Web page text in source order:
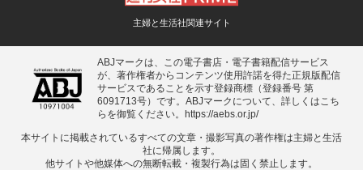
主婦と生活社関連サイト
ABJマークは、この電子書店・電子書籍配信サービス
が、著作権者からコンテンツ使用許諾を得た正規版配信
サービスであることを示す登録商標（登録番号 第
6091713号）です。ABJマークについて、詳しくはこち
らを御覧ください。
https://aebs.or.jp/
本サイトに掲載されているすべての⽂章・撮影写真の著作権は主婦と⽣活
社に帰属します。
他サイトや他媒体への無断転載・複製⾏為は固く禁⽌します。